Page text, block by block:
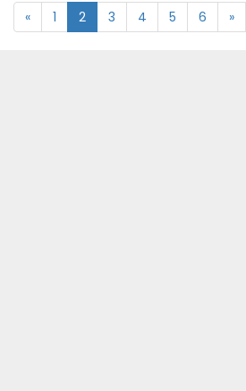
« 1 2 3 4 5 6 »